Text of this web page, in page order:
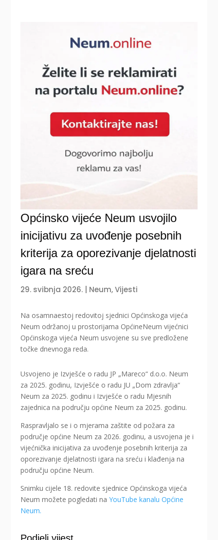
Općinsko vijeće Neum usvojilo
inicijativu za uvođenje posebnih
kriterija za oporezivanje djelatnosti
igara na sreću
29. svibnja 2026. Neum,Vijesti
Na osamnaestoj redovitoj sjednici Općinskoga vijeća
Neum održanoj u prostorijama OpćineNeum vijećnici
Općinskoga vijeća Neum usvojene su sve predložene
točke dnevnoga reda.
Usvojeno je Izvješće o radu JP „Mareco“ d.o.o. Neum
za 2025. godinu, Izvješće o radu JU „Dom zdravlja“
Neum za 2025. godinu i Izvješće o radu Mjesnih
zajednica na području općine Neum za 2025. godinu.
Raspravljalo se i o mjerama zaštite od požara za
područje općine Neum za 2026. godinu, a usvojena je i
vijećnička inicijativa za uvođenje posebnih kriterija za
oporezivanje djelatnosti igara na sreću i klađenja na
području općine Neum.
Snimku cijele 18. redovite sjednice Općinskoga vijeća
Neum možete pogledati naYouTube kanalu Općine
Neum.